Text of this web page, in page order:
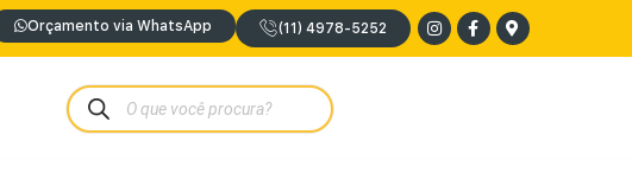
Orçamento via WhatsApp (11) 4978-5252